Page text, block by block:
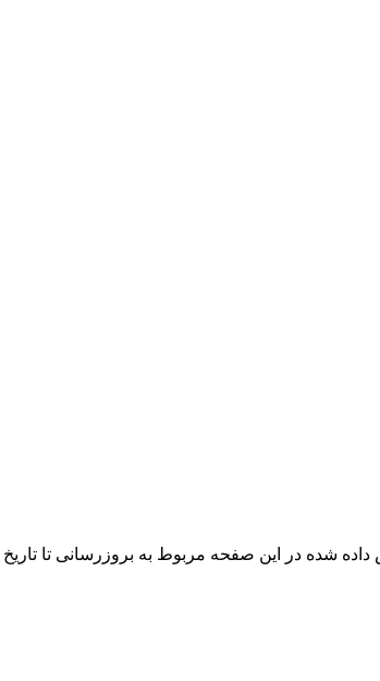
داده شده در این صفحه مربوط به بروزرسانی تا تاریخ